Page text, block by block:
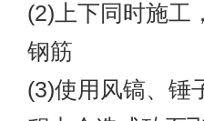
(2)上下同时施工
钢筋
(3)使用风镐、锤